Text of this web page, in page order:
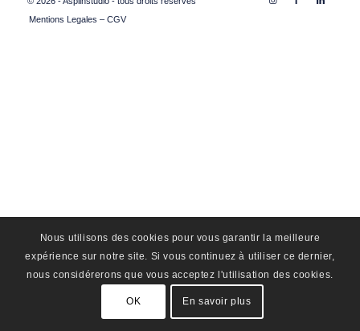
Mentions Legales – CGV
Nous utilisons des cookies pour vous garantir la meilleure
expérience sur notre site. Si vous continuez à utiliser ce dernier,
nous considérerons que vous acceptez l'utilisation des cookies.
OK En savoir plus